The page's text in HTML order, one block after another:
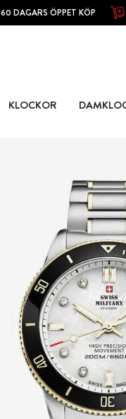
60 DAGARS ÖPPET KÖP
KLOCKOR